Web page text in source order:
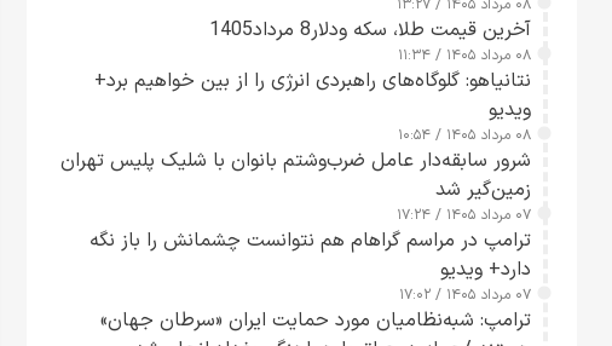
۰۸ مرداد ۱۴۰۵ / ۱۳:۲۷
آخرین قیمت طلا، سکه ودلار8 مرداد1405
۰۸ مرداد ۱۴۰۵ / ۱۱:۳۴
نتانیاهو: گلوگاه‌های راهبردی انرژی را از بین خواهیم برد+
ویدیو
۰۸ مرداد ۱۴۰۵ / ۱۰:۵۴
شرور سابقه‌دار عامل ضرب‌وشتم بانوان با شلیک پلیس تهران
زمین‌گیر شد
۰۷ مرداد ۱۴۰۵ / ۱۷:۲۴
ترامپ در مراسم گراهام هم نتوانست چشمانش را باز نگه
دارد+ ویدیو
۰۷ مرداد ۱۴۰۵ / ۱۷:۰۲
ترامپ: شبه‌نظامیان مورد حمایت ایران «سرطان جهان»